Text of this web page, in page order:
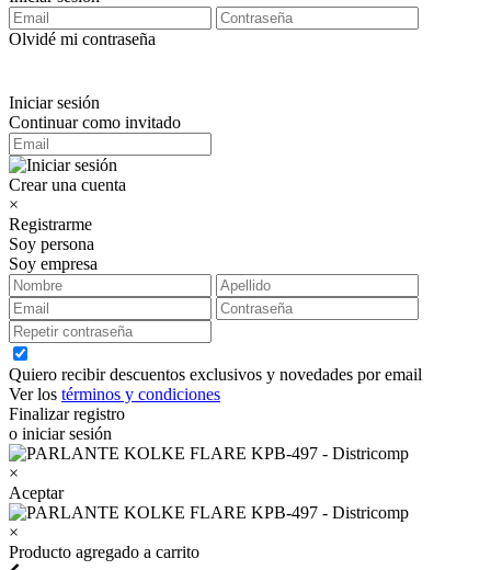
Olvidé mi contraseña
Iniciar sesión
Continuar como invitado
Crear una cuenta
×
Registrarme
Soy persona
Soy empresa
Quiero recibir descuentos exclusivos y novedades por email
Ver los términos y condiciones
Finalizar registro
o iniciar sesión
×
Aceptar
×
Producto agregado a carrito